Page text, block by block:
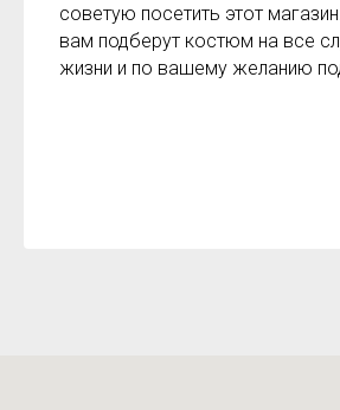
советую посетить этот
вам подберут костюм на все
жизни и по вашему желанию